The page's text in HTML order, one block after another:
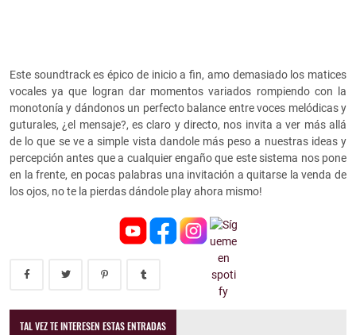
Este soundtrack es épico de inicio a fin, amo demasiado los matices
vocales ya que logran dar momentos variados rompiendo con la
monotonía y dándonos un perfecto balance entre voces melódicas y
guturales, ¿el mensaje?, es claro y directo, nos invita a ver más allá
de lo que se ve a simple vista dandole más peso a nuestras ideas y
percepción antes que a cualquier engaño que este sistema nos pone
en la frente, en pocas palabras una invitación a quitarse la venda de
los ojos, no te la pierdas dándole play ahora mismo!
TAL VEZ TE INTERESEN ESTAS ENTRADAS